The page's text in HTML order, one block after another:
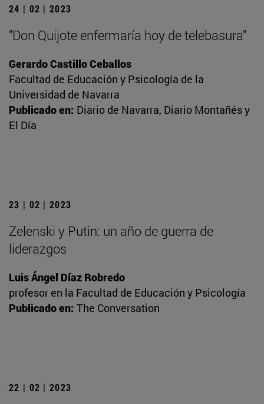
24 | 02 | 2023
"Don Quijote enfermaría hoy de telebasura"
Gerardo Castillo Ceballos
Facultad de Educación y Psicología de la
Universidad de Navarra
Publicado en: Diario de Navarra, Diario Montañés y
El Día
23 | 02 | 2023
Zelenski y Putin: un año de guerra de
liderazgos
Luis Ángel Díaz Robredo
profesor en la Facultad de Educación y Psicología
Publicado en: The Conversation
22 | 02 | 2023